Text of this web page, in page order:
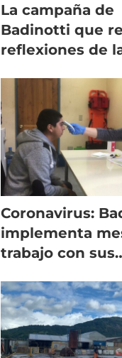
La campaña de
Badinotti que
reflexiones de
Coronavirus:
implementa
trabajo con sus